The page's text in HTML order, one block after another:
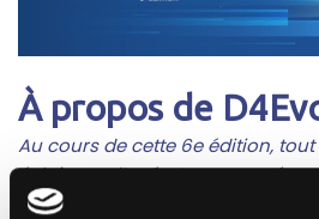
À propos de
Au cours de cette 6e édition,
éclairage d’opérateur européen
santé avec nos technologies et